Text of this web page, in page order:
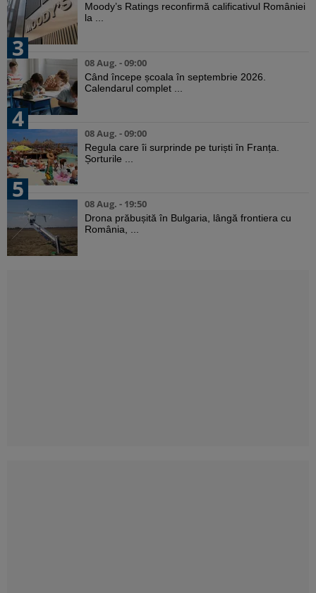
Moody’s Ratings reconfirmă calificativul României
la ...
3
08 Aug. - 09:00
Când începe școala în septembrie 2026.
Calendarul complet ...
4
08 Aug. - 09:00
Regula care îi surprinde pe turiști în Franța.
Șorturile ...
5
08 Aug. - 19:50
Drona prăbușită în Bulgaria, lângă frontiera cu
România, ...